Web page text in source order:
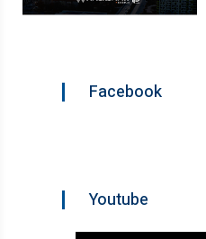
Facebook
Youtube